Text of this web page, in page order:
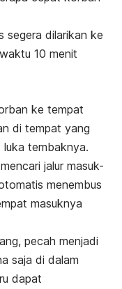
segera dilarikan ke
10 menit
ke tempat
di tempat yang
tembaknya.
jalur masuk-
menembus
masuknya
pecah menjadi
saja di dalam
dapat